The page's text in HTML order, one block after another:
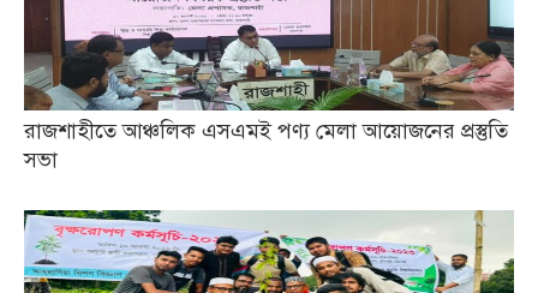
রাজশাহীতে আঞ্চলিক এসএমই পণ্য মেলা আয়োজনের প্রস্তুতি
সভা